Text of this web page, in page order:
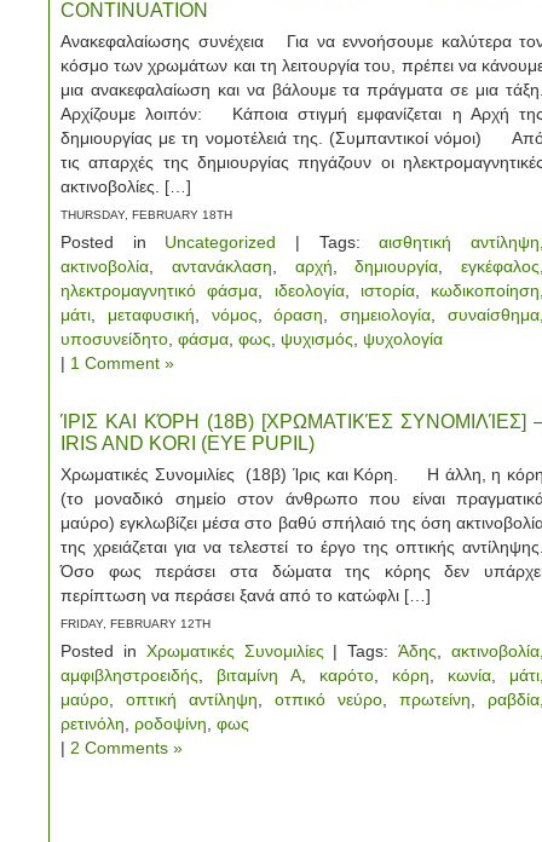
CONTINUATION
Ανακεφαλαίωσης συνέχεια Για να εννοήσουμε καλύτερα
κόσμο των χρωμάτων και τη λειτουργία του, πρέπει να
μια ανακεφαλαίωση και να βάλουμε τα πράγματα σε μια
Αρχίζουμε λοιπόν: Κάποια στιγμή εμφανίζεται η Αρχή
δημιουργίας με τη νομοτέλειά της. (Συμπαντικοί νόμοι)
τις απαρχές της δημιουργίας πηγάζουν οι
ακτινοβολίες. […]
THURSDAY, FEBRUARY 18TH
Posted in Uncategorized | Tags:αισθητική αντίληψη
ακτινοβολία
αντανάκλαση αρχή ,δημιουργία εγκέφαλος
ηλεκτρομαγνητικό φάσμα
ιδεολογία, ιστορία, κωδικοποίηση
μάτι
μεταφυσική νόμος ,όραση ,σημειολογία ,συναίσθημα
υποσυνείδητο φάσμα φως ψυχισμός
ψυχολογία
| 1 Comment »
ΊΡΙΣ ΚΑΙ ΚΌΡΗ (18Β) [ΧΡΩΜΑΤΙΚΈΣ ΣΥΝΟΜΙΛΊΕΣ]
IRIS AND KORI (EYE PUPIL)
Χρωματικές Συνομιλίες (18β) Ίρις και Κόρη. Η άλλη, η
(το μοναδικό σημείο στον άνθρωπο που είναι
μαύρο) εγκλωβίζει μέσα στο βαθύ σπήλαιό της όση
της χρειάζεται για να τελεστεί το έργο της οπτικής
Όσο φως περάσει στα δώματα της κόρης δεν
περίπτωση να περάσει ξανά από το κατώφλι […]
FRIDAY, FEBRUARY 12TH
Posted in Χρωματικές Συνομιλίες | Tags:Άδης ,ακτινοβολία
αμφιβληστροειδής
βιταμίνη Α καρότο κόρη κωνία μάτι
μαύρο
οπτική αντίληψη οτπικό νεύρο πρωτείνη ραβδία
ρετινόλη ροδοψίνη φως
| 2 Comments »